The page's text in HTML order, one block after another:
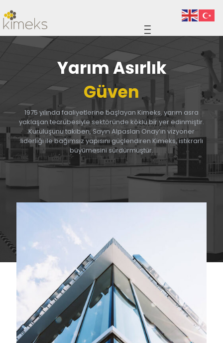
Yarım Asırlık
Güven
1975 yılında faaliyetlerine başlayan Kimeks, yarım asra
yaklaşan tecrübesiyle sektöründe köklü bir yer edinmiştir.
Kuruluşunu takiben, Sayın Alpaslan Onay’ın vizyoner
liderliği ile bağımsız yapısını güçlendiren Kimeks, istikrarlı
büyümesini sürdürmüştür.